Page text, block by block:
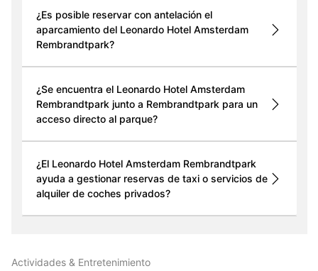
¿Es posible reservar con antelación el
aparcamiento del Leonardo Hotel Amsterdam
Rembrandtpark?
¿Se encuentra el Leonardo Hotel Amsterdam
Rembrandtpark junto a Rembrandtpark para un
acceso directo al parque?
¿El Leonardo Hotel Amsterdam Rembrandtpark
ayuda a gestionar reservas de taxi o servicios de
alquiler de coches privados?
Actividades & Entretenimiento